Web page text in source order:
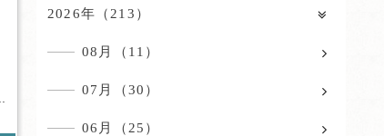
2026年（213）
08月（11）
07月（30）
06月（25）